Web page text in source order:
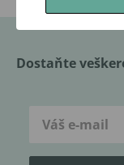
Dostaňte